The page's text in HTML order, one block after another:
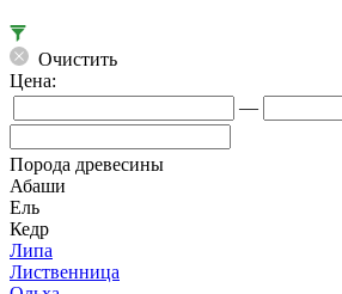
Очистить
Цена:
—
Порода древесины
Абаши
Ель
Кедр
Липа
Лиственница